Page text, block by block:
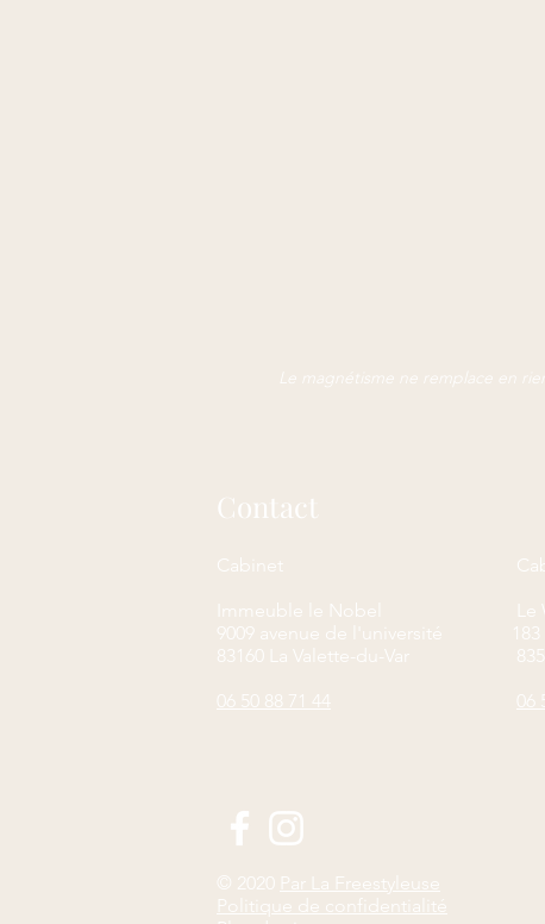
Le magnétisme ne remplace en
Contact
Cabinet
Immeuble le Nobel
9009 avenue de l'université
83160 La Valette-du-Var
06 50 88 71 44
06
© 2020 Par La Freestyleuse
Politique de confidentialité